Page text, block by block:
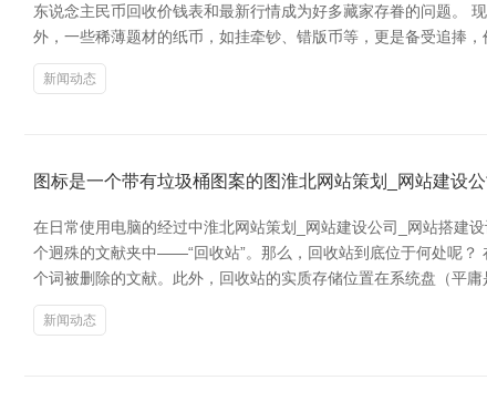
东说念主民币回收价钱表和最新行情成为好多藏家存眷的问题。
外，一些稀薄题材的纸币，如挂牵钞、错版币等，更是备受追捧
新闻动态
图标是一个带有垃圾桶图案的图淮北网站策划_网站建设
在日常使用电脑的经过中淮北网站策划_网站建设公司_网站搭建
个迥殊的文献夹中——“回收站”。那么，回收站到底位于何处呢？
个词被删除的文献。此外，回收站的实质存储位置在系统盘（平
新闻动态